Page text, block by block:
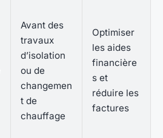
Avant des
travaux
d’isolation
ou de
changemen
t de
chauffage
Optimiser
les aides
financière
s et
réduire les
factures